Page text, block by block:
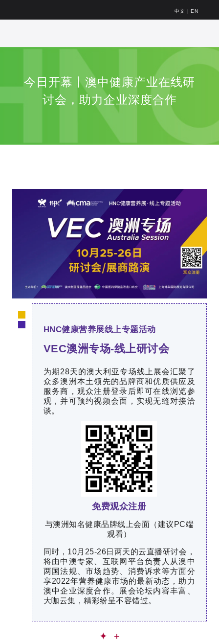
中文 | EN
今日开幕丨澳中健康产业在线研
讨会，助力企业深度合作
HNC健康营养展线上专题活动
VEC澳洲专场-线上研讨会
为期28天的澳大利亚专场线上展会汇聚了
众多澳洲本土领先的品牌商和优质供应及
服务商，观众注册登录后即可在线浏览参
观，并可预约视频会面，实现无缝对接洽
谈。
免费观众注册
与澳洲知名健康品牌线上会面（建议PC端
观看）
同时，10月25-26日两天的云直播研讨会，
将由中澳专家、互联网平台负责人从澳中
两国法规、市场趋势、消费诉求等方面分
享2022年营养健康市场的最新动态，助力
澳中企业深度合作。展会论坛内容丰富、
大咖云集，精彩纷呈不容错过。
✦ +